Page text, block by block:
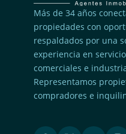
Más de 34 años
propiedades con
respaldados por una
experiencia en
comerciales e
Representamos
compradores e